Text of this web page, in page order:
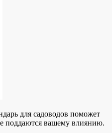
для садоводов поможет
поддаются вашему влиянию.